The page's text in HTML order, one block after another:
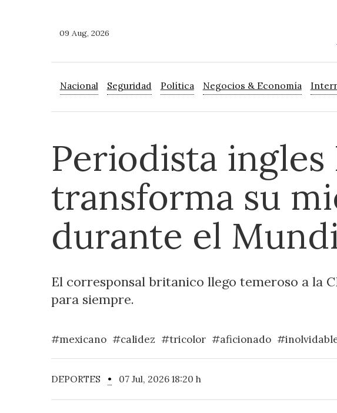
09 Aug, 2026
Nacional Seguridad Política Negocios & Economía
Periodista
transforma su
durante el
El corresponsal britanico llego temeroso a la
para siempre.
#mexicano #calidez #tricolor #aficionado
DEPORTES • 07 Jul, 2026 18:20 h